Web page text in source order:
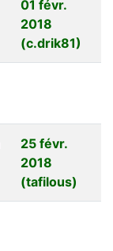
01 févr.
2018
(c.drik81)
25 févr.
2018
(tafilous)